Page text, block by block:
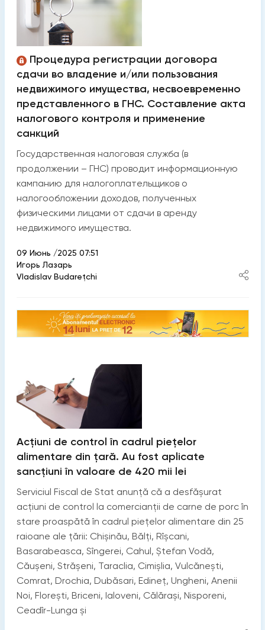
Процедура регистрации договора
сдачи во владение и/или пользования
недвижимого имущества, несвоевременно
представленного в ГНС. Составление акта
налогового контроля и применение
санкций
Государственная налоговая служба (в
продолжении – ГНС) проводит информационную
кампанию для налогоплательщиков о
налогообложении доходов, полученных
физическими лицами от сдачи в аренду
недвижимого имущества.
09 Июнь /2025 07:51
Игорь Лазарь
Vladislav Budarețchi
Acțiuni de control în cadrul piețelor
alimentare din țară. Au fost aplicate
sancțiuni în valoare de 420 mii lei
Serviciul Fiscal de Stat anunță că a desfășurat
acțiuni de control la comercianții de carne de porc în
stare proaspătă în cadrul piețelor alimentare din 25
raioane ale țării: Chișinău, Bălți, Rîșcani,
Basarabeasca, Sîngerei, Cahul, Ștefan Vodă,
Căușeni, Strășeni, Taraclia, Cimișlia, Vulcănești,
Comrat, Drochia, Dubăsari, Edineț, Ungheni, Anenii
Noi, Florești, Briceni, Ialoveni, Călărași, Nisporeni,
Ceadîr-Lunga și